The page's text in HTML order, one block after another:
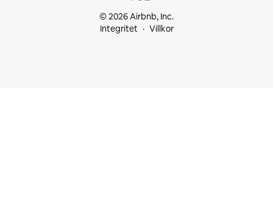
© 2026 Airbnb, Inc.
Integritet
Villkor